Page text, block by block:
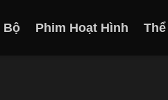
Bộ Phim Hoạt Hình